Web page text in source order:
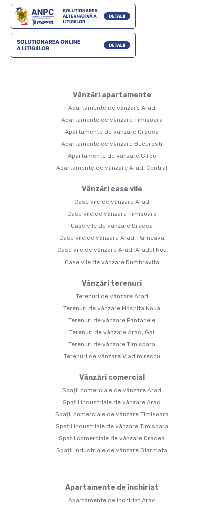
Vânzări apartamente
Apartamente de vânzare Arad
Apartamente de vânzare Timisoara
Apartamente de vânzare Oradea
Apartamente de vânzare Bucuresti
Apartamente de vânzare Giroc
Apartamente de vânzare Arad, Central
Vânzări case vile
Case vile de vânzare Arad
Case vile de vânzare Timisoara
Case vile de vânzare Oradea
Case vile de vânzare Arad, Parneava
Case vile de vânzare Arad, Aradul Nou
Case vile de vânzare Dumbravita
Vânzări terenuri
Terenuri de vânzare Arad
Terenuri de vânzare Mosnita Noua
Terenuri de vânzare Fantanele
Terenuri de vânzare Arad, Gai
Terenuri de vânzare Timisoara
Terenuri de vânzare Vladimirescu
Vânzări comercial
Spații comerciale de vânzare Arad
Spații industriale de vânzare Arad
Spații comerciale de vânzare Timisoara
Spații industriale de vânzare Timisoara
Spații comerciale de vânzare Oradea
Spații industriale de vânzare Giarmata
Apartamente de închiriat
Apartamente de închiriat Arad